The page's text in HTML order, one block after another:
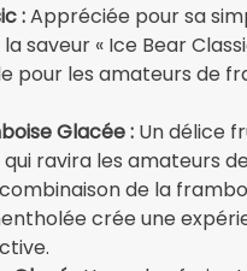
:Appréciée pour sa
saveur « Ice Bear
pour les amateurs de
Glacée : Un délice
ravira les amateurs de
de la
crée une